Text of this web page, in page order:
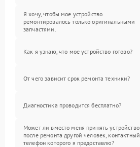
Я хочу, чтобы мое устройство
ремонтировалось только оригинальными
запчастями.
Как я узнаю, что мое устройство готово?
От чего зависит срок ремонта техники?
Диагностика проводится бесплатно?
Может ли вместо меня принять устройство
после ремонта другой человек, контактный
телефон которого я предоставлю?